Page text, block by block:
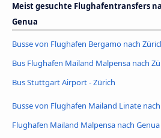
Meist gesuchte Flughafentransfers
Genua
Busse von Flughafen Bergamo nach
Bus Flughafen Mailand Malpensa nach
Bus Stuttgart Airport - Zürich
Busse von Flughafen Mailand Linate
Flughafen Mailand Malpensa nach Genua